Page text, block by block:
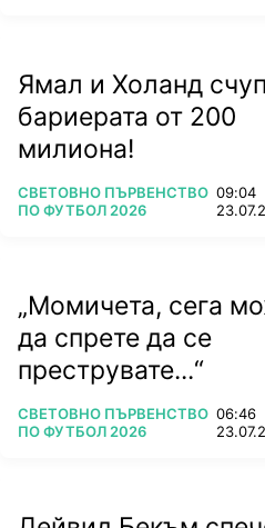
Ямал и Холанд
бариерата от 200
милиона!
ПОВЕЧЕ ОТ
СВЕТОВНО ПЪРВЕНСТВО
ПО ФУТБОЛ 2026
09:04
„Момичета, сега
да спрете да се
преструвате...“
ПОВЕЧЕ ОТ
СВЕТОВНО ПЪРВЕНСТВО
ПО ФУТБОЛ 2026
06:46